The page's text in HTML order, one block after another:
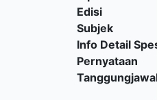
Edisi
Subjek
Info Detail
Pernyataan